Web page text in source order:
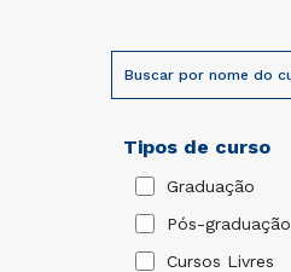
Tipos de curso
Graduação
Pós-graduação
Cursos Livres